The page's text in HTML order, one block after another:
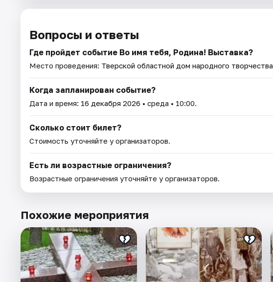
Вопросы и ответы
Где пройдет событие Во имя тебя, Родина! Выставка?
Место проведения: Тверской областной дом народного творчества
Когда запланирован событие?
Дата и время: 16 декабря 2026 • среда • 10:00.
Сколько стоит билет?
Стоимость уточняйте у организаторов.
Есть ли возрастные ограничения?
Возрастные ограничения уточняйте у организаторов.
Похожие мероприятия